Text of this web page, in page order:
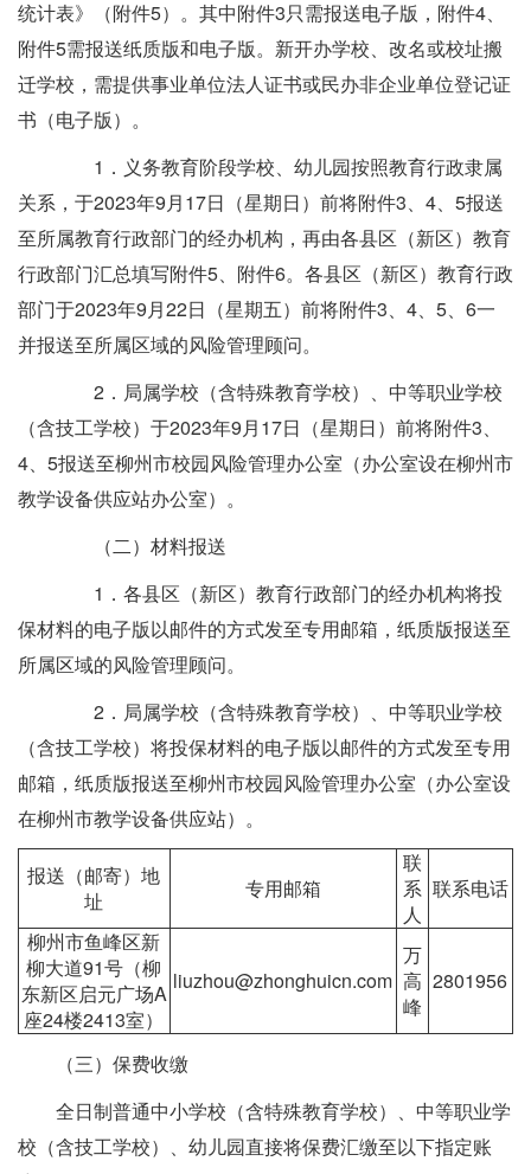
统计表》（附件5）。其中附件3只需报送电子版，附件4、
附件5需报送纸质版和电子版。新开办学校、改名或校址搬
迁学校，需提供事业单位法人证书或民办非企业单位登记证
书（电子版）。
1．义务教育阶段学校、幼儿园按照教育行政隶属
关系，于2023年9月17日（星期日）前将附件3、4、5报送
至所属教育行政部门的经办机构，再由各县区（新区）教育
行政部门汇总填写附件5、附件6。各县区（新区）教育行政
部门于2023年9月22日（星期五）前将附件3、4、5、6一
并报送至所属区域的风险管理顾问。
2．局属学校（含特殊教育学校）、中等职业学校
（含技工学校）于2023年9月17日（星期日）前将附件3、
4、5报送至柳州市校园风险管理办公室（办公室设在柳州市
教学设备供应站办公室）。
（二）材料报送
1．各县区（新区）教育行政部门的经办机构将投
保材料的电子版以邮件的方式发至专用邮箱，纸质版报送至
所属区域的风险管理顾问。
2．局属学校（含特殊教育学校）、中等职业学校
（含技工学校）将投保材料的电子版以邮件的方式发至专用
邮箱，纸质版报送至柳州市校园风险管理办公室（办公室设
在柳州市教学设备供应站）。
报送（邮寄）地
址
专用邮箱
联
系
人
联系电话
柳州市鱼峰区新
柳大道91号（柳
东新区启元广场A
座24楼2413室）
liuzhou@zhonghuicn.com
万
高
峰
2801956
（三）保费收缴
全日制普通中小学校（含特殊教育学校）、中等职业学
校（含技工学校）、幼儿园直接将保费汇缴至以下指定账